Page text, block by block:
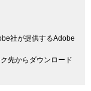
社が提供するAdobe
先からダウンロード